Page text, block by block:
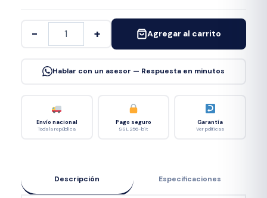
− + Agregar al carrito
Hablar con un asesor — Respuesta en minutos
Envío nacional
Toda la república
Pago seguro
SSL 256-bit
Garantía
Ver políticas
Descripción Especificaciones